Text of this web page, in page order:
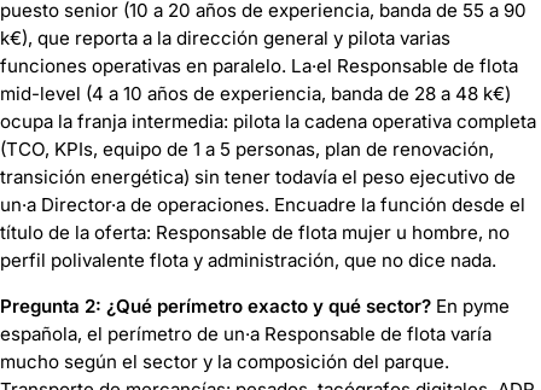
puesto senior (10 a 20 años de experiencia, banda de 55 a 90
k€), que reporta a la dirección general y pilota varias
funciones operativas en paralelo. La·el Responsable de flota
mid-level (4 a 10 años de experiencia, banda de 28 a 48 k€)
ocupa la franja intermedia: pilota la cadena operativa completa
(TCO, KPIs, equipo de 1 a 5 personas, plan de renovación,
transición energética) sin tener todavía el peso ejecutivo de
un·a Director·a de operaciones. Encuadre la función desde el
título de la oferta: Responsable de flota mujer u hombre, no
perfil polivalente flota y administración, que no dice nada.
Pregunta 2: ¿Qué perímetro exacto y qué sector? En pyme
española, el perímetro de un·a Responsable de flota varía
mucho según el sector y la composición del parque.